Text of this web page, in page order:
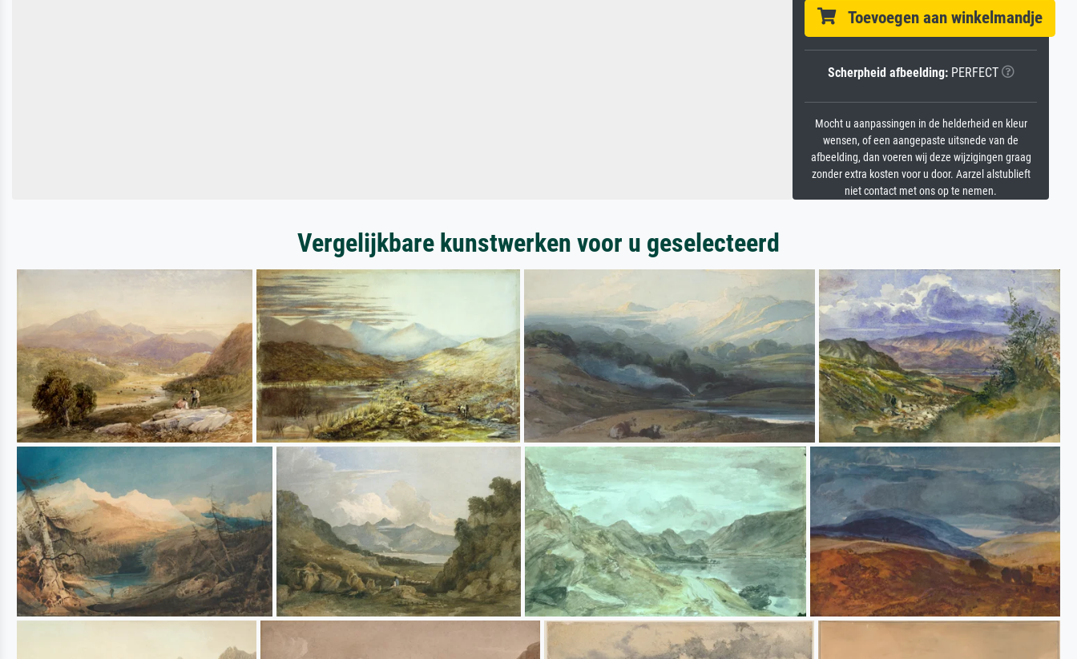
Toevoegen aan winkelmandje
Scherpheid afbeelding:PERFECT
Mocht u aanpassingen in de helderheid en kleur
wensen, of een aangepaste uitsnede van de
afbeelding, dan voeren wij deze wijzigingen graag
zonder extra kosten voor u door. Aarzel alstublieft
niet contact met ons op te nemen.
Vergelijkbare kunstwerken voor u geselecteerd